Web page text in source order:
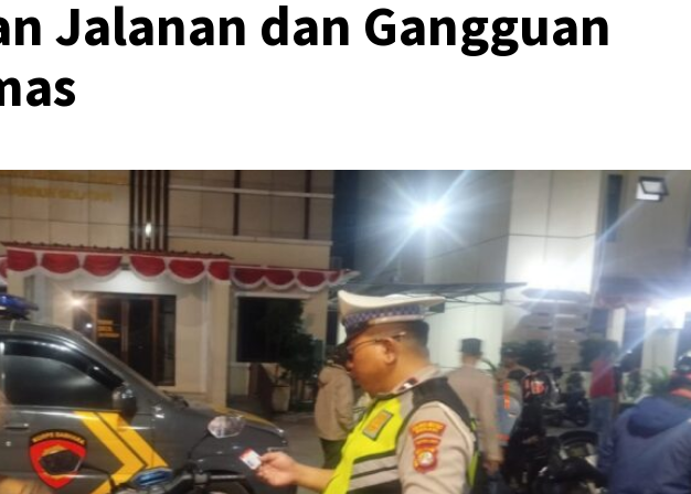
Jalanan dan Gangguan